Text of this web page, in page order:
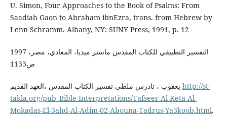
U. Simon, Four Approaches to the Book of Psalms: From
Saadiah Gaon to Abraham ibnEzra, trans. from Hebrew by
Lenn Schramm. Albany, NY: SUNY Press, 1991, p. 12
التفسير التطبيقي للكتاب المقدس ماستر ميديا، المعادي، مصر، 1997
ص1133
http://st-
takla.org/pub_Bible-Interpretations/Tafseer-Al-Keta-Al-
Mokadas-El-3ahd-Al-Adim-02-Abouna-Tadrus-Ya3koob.html.